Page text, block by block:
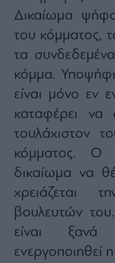
Δικαίωμα
του κόμματος,
τα
κόμμα.
είναι μόνο εν
καταφέρει να
τουλάχιστον
κόμματος. Ο
δικαίωμα να
χρειάζεται
βουλευτών
είναι ξανά
ενεργοποιηθεί